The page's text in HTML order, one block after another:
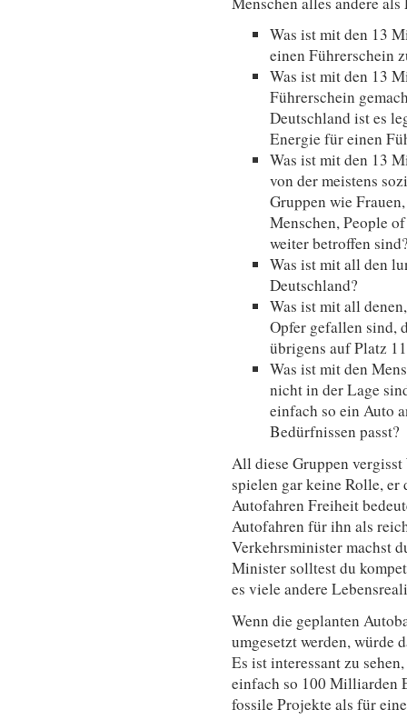
Was ist mit den 13
einen Führerschein
Was ist mit den 13
Führerschein
Deutschland ist es
Energie für einen
Was ist mit den 13
von der meistens
Gruppen wie
Menschen, People
weiter betroffen
Was ist mit all den
Deutschland?
Was ist mit all
Opfer gefallen sind,
übrigens auf Platz
Was ist mit den
nicht in der Lage
einfach so ein Auto
Bedürfnissen passt?
All diese Gruppen
spielen gar keine Rolle,
Autofahren Freiheit
Autofahren für ihn als
Verkehrsminister machst
Minister solltest du
es viele andere
Wenn die geplanten
umgesetzt werden, würde
Es ist interessant zu
einfach so 100 Milliarden
fossile Projekte als für